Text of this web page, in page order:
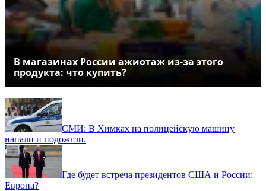
В магазинах России ажиотаж из-за этого
продукта: что купить?
СМИ: В Химках на полицейскую машину
напали и подожгли.
Где будет встреча президентов США и России:
Европа?